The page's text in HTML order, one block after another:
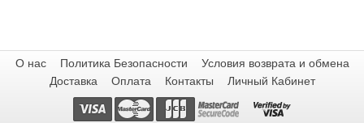
О нас Политика Безопасности
Условия возврата и обмена
Доставка
Оплата Контакты Личный Кабинет